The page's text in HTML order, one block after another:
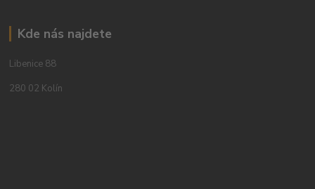
Kde nás najdete
Libenice 88
280 02 Kolín